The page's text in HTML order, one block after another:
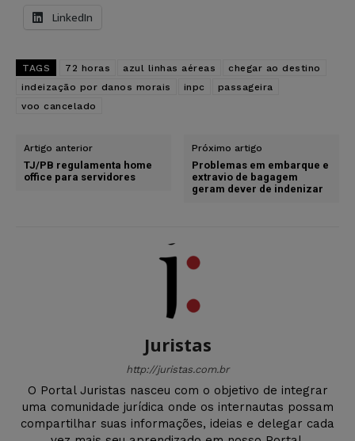
LinkedIn
TAGS 72 horas azul linhas aéreas
chegar ao destino
indeização por danos morais
inpc
passageira
voo cancelado
Artigo anterior
TJ/PB regulamenta home
office para servidores
Próximo artigo
Problemas em embarque e
extravio de bagagem
geram dever de indenizar
Juristas
http://juristas.com.br
O Portal Juristas nasceu com o objetivo de integrar
uma comunidade jurídica onde os internautas possam
compartilhar suas informações, ideias e delegar cada